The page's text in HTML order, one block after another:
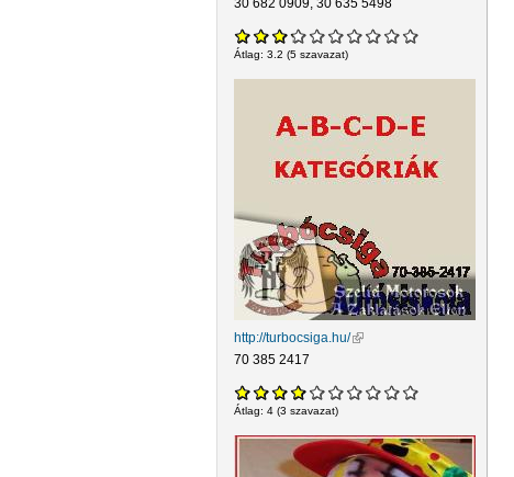
30 682 0909, 30 635 5498
Átlag: 3.2 (5 szavazat)
http://turbocsiga.hu/(külső hivatkozás)
70 385 2417
Átlag: 4 (3 szavazat)